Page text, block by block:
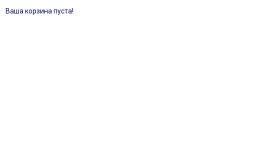
Ваша корзина пуста!